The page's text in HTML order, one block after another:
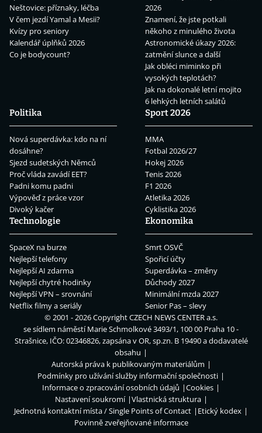
Neštovice: příznaky, léčba
V čem jezdí Yamal a Mesii?
Kvízy pro seniory
Kalendář úplňků 2026
Co je bodycount?
2026
Znamení, že jste potkali
někoho z minulého života
Astronomické úkazy 2026:
zatmění slunce a další
Jak obléci miminko při
vysokých teplotách?
Jak na dokonalé letní mojito
6 lehkých letních salátů
Politika
Nová superdávka: kdo na ní
dosáhne?
Sjezd sudetských Němců
Proč vláda zavádí EET?
Padni komu padni
Výpověď z práce vzor
Divoký kačer
Sport 2026
MMA
Fotbal 2026/27
Hokej 2026
Tenis 2026
F1 2026
Atletika 2026
Cyklistika 2026
Technologie
SpaceX na burze
Nejlepší telefony
Nejlepší AI zdarma
Nejlepší chytré hodinky
Nejlepší VPN – srovnání
Netflix filmy a seriály
Ekonomika
Smrt OSVČ
Spořicí účty
Superdávka – změny
Důchody 2027
Minimální mzda 2027
Senior Pas – slevy
© 2001 - 2026 CopyrightCZECH NEWS CENTER a.s.
se sídlem náměstí Marie Schmolkové 3493/1, 100 00 Praha 10 -
Strašnice, IČO: 02346826, zapsána v OR, sp.zn. B 19490 a dodavatelé
obsahu
Autorská práva k publikovaným materiálům
Podmínky pro užívání služby informační společnosti
Informace o zpracování osobních údajů
Cookies
Nastavení soukromí
Vlastnická struktura
Jednotná kontaktní místa / Single Points of Contact
Etický kodex
Povinně zveřejňované informace